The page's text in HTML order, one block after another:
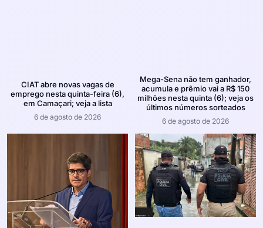
CIAT abre novas vagas de
emprego nesta quinta-feira (6),
em Camaçari; veja a lista
6 de agosto de 2026
Mega-Sena não tem ganhador,
acumula e prêmio vai a R$ 150
milhões nesta quinta (6); veja os
últimos números sorteados
6 de agosto de 2026